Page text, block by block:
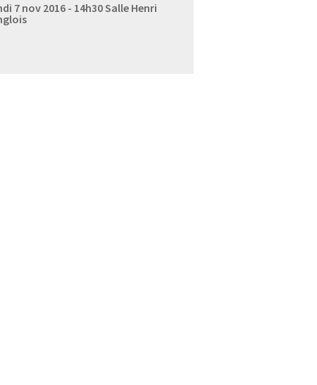
7 nov 2016 - 14h30Salle Henri